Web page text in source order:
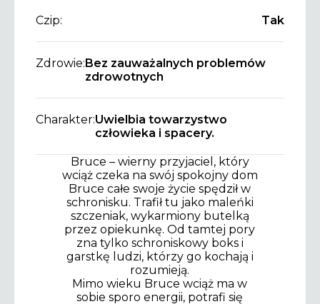
Czip: Tak
Zdrowie:Bez zauważalnych problemów
zdrowotnych
Charakter:Uwielbia towarzystwo
człowieka i spacery.
Bruce – wierny przyjaciel, który
wciąż czeka na swój spokojny dom
Bruce całe swoje życie spędził w
schronisku. Trafił tu jako maleńki
szczeniak, wykarmiony butelką
przez opiekunkę. Od tamtej pory
zna tylko schroniskowy boks i
garstkę ludzi, którzy go kochają i
rozumieją.
Mimo wieku Bruce wciąż ma w
sobie sporo energii, potrafi się